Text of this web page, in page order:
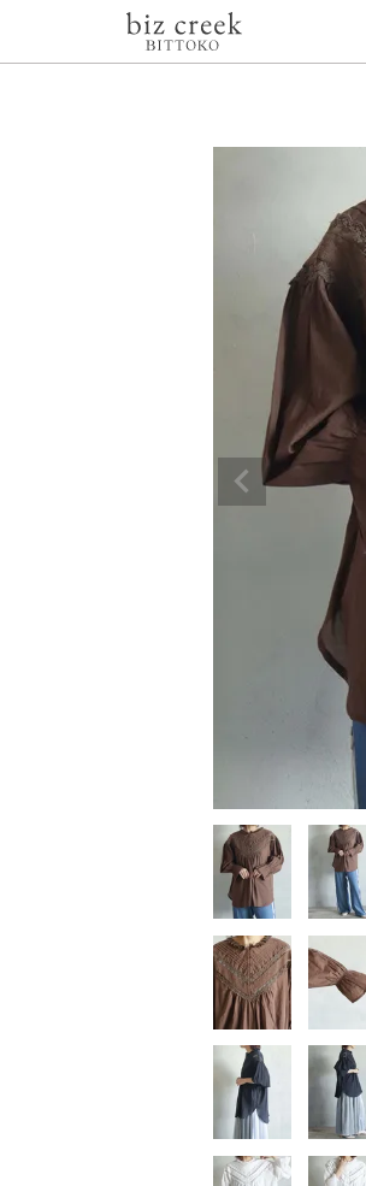
ホーム 全てのアイテム